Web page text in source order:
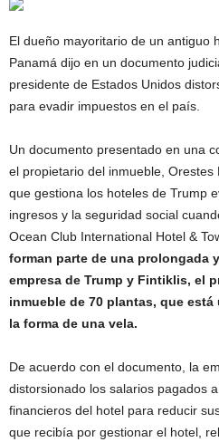
El dueño mayoritario de un antiguo
Panamá dijo en un documento
presidente de Estados Unidos
para evadir impuestos en el país.
Un documento presentado en una
el propietario del inmueble,
que gestiona los hoteles de Trump
ingresos y la seguridad social
Ocean Club International Hotel &
forman parte de una prolongada
empresa de Trump y Fintiklis, el
inmueble de 70 plantas, que
la forma de una vela.
De acuerdo con el documento, la
distorsionado los salarios pagados
financieros del hotel para reducir
que recibía por gestionar el hotel,